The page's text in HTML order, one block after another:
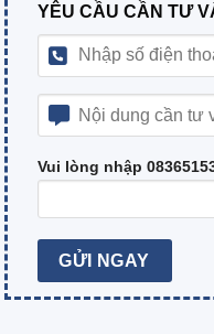
YÊU CẦU CẦN TƯ
Vui lòng nhập